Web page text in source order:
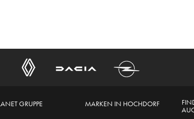
GRUPPE MARKEN IN HOCHDORF